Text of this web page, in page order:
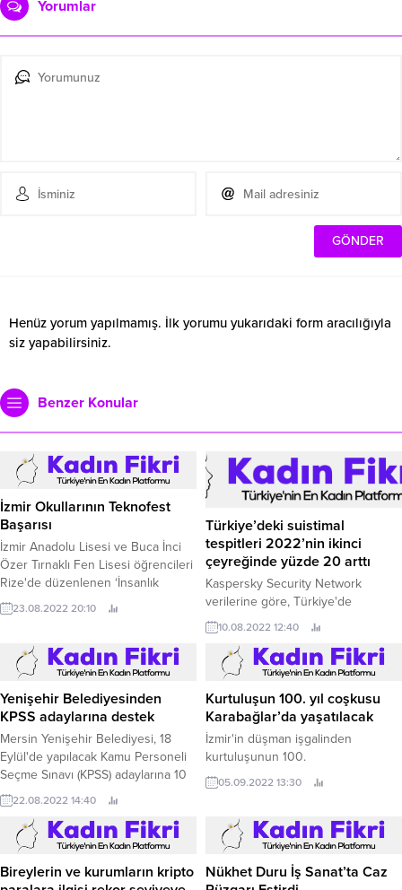
Yorumlar
Henüz yorum yapılmamış. İlk yorumu yukarıdaki form aracılığıyla
siz yapabilirsiniz.
Benzer Konular
İzmir Okullarının Teknofest
Başarısı
İzmir Anadolu Lisesi ve Buca İnci
Özer Tırnaklı Fen Lisesi öğrencileri
Rize'de düzenlenen ‘İnsanlık
Yararına Teknoloji’ yarışmasının Afet
Yönetimi kategorisine finalist olarak
23.08.2022 20:10
Türkiye’deki suistimal
tespitleri 2022’nin ikinci
çeyreğinde yüzde 20 arttı
Kaspersky Security Network
verilerine göre, Türkiye'de
2022'nin ikinci çeyreğinde tespit
edilen açıkların sayısı ilk çeyreğe
kıyasla arttı.
10.08.2022 12:40
Yenişehir Belediyesinden
KPSS adaylarına destek
Mersin Yenişehir Belediyesi, 18
Eylül'de yapılacak Kamu Personeli
Seçme Sınavı (KPSS) adaylarına 10
günlük ücretsiz genel tekrar
programı ile destek verecek.
22.08.2022 14:40
Kurtuluşun 100. yıl coşkusu
Karabağlar’da yaşatılacak
İzmir'in düşman işgalinden
kurtuluşunun 100.
05.09.2022 13:30
Bireylerin ve kurumların kripto
Nükhet Duru İş Sanat’ta Caz